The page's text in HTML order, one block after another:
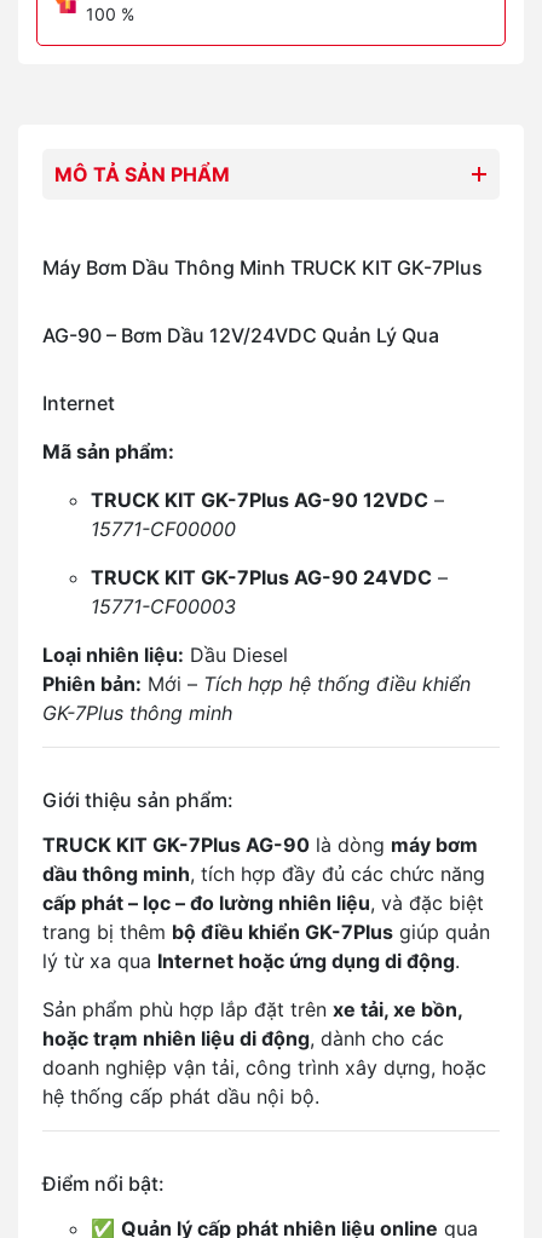
100 %
MÔ TẢ SẢN PHẨM
Máy Bơm Dầu Thông Minh TRUCK KIT GK-7Plus
AG-90 – Bơm Dầu 12V/24VDC Quản Lý Qua
Internet
Mã sản phẩm:
TRUCK KIT GK-7Plus AG-90 12VDC –
15771-CF00000
TRUCK KIT GK-7Plus AG-90 24VDC –
15771-CF00003
Loại nhiên liệu: Dầu Diesel
Phiên bản: Mới – Tích hợp hệ thống điều khiển
GK-7Plus thông minh
Giới thiệu sản phẩm:
TRUCK KIT GK-7Plus AG-90 là dòng máy bơm
dầu thông minh, tích hợp đầy đủ các chức năng
cấp phát – lọc – đo lường nhiên liệu, và đặc biệt
trang bị thêm bộ điều khiển GK-7Plus giúp quản
lý từ xa qua Internet hoặc ứng dụng di động.
Sản phẩm phù hợp lắp đặt trên xe tải, xe bồn,
hoặc trạm nhiên liệu di động, dành cho các
doanh nghiệp vận tải, công trình xây dựng, hoặc
hệ thống cấp phát dầu nội bộ.
Điểm nổi bật:
✅ Quản lý cấp phát nhiên liệu online qua